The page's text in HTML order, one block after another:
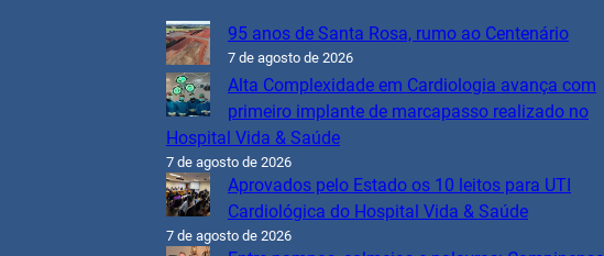
95 anos de Santa Rosa, rumo ao Centenário
7 de agosto de 2026
Alta Complexidade em Cardiologia avança com
primeiro implante de marcapasso realizado no
Hospital Vida & Saúde
7 de agosto de 2026
Aprovados pelo Estado os 10 leitos para UTI
Cardiológica do Hospital Vida & Saúde
7 de agosto de 2026